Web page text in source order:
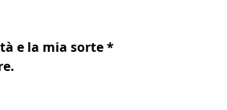
e la mia sorte *